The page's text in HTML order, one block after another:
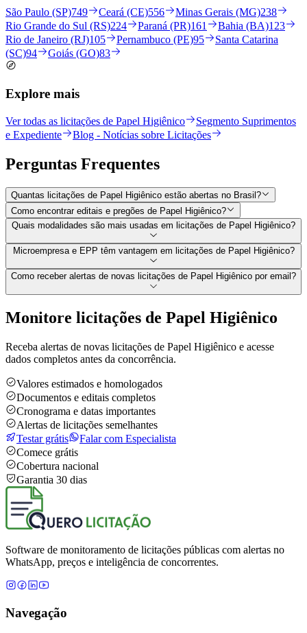
São Paulo (SP)749 Ceará (CE)556 Minas Gerais (MG)238
Rio Grande do Sul (RS)224 Paraná (PR)161 Bahia (BA)123
Rio de Janeiro (RJ)105 Pernambuco (PE)95
Santa Catarina
(SC)94 Goiás (GO)83
Explore mais
Ver todas as licitações de Papel Higiênico
Segmento Suprimentos
e Expediente
Blog - Notícias sobre Licitações
Perguntas Frequentes
Quantas licitações de Papel Higiênico estão abertas no Brasil?
Como encontrar editais e pregões de Papel Higiênico?
Quais modalidades são mais usadas em licitações de Papel Higiênico?
Microempresa e EPP têm vantagem em licitações de Papel Higiênico?
Como receber alertas de novas licitações de Papel Higiênico por email?
Monitore licitações de Papel Higiênico
Receba alertas de novas licitações de Papel Higiênico e acesse
dados completos antes da concorrência.
Valores estimados e homologados
Documentos e editais completos
Cronograma e datas importantes
Alertas de licitações semelhantes
Testar grátis
Falar com Especialista
Comece grátis
Cobertura nacional
Garantia 30 dias
Software de monitoramento de licitações públicas com alertas no
WhatsApp, preços e inteligência de concorrentes.
Navegação